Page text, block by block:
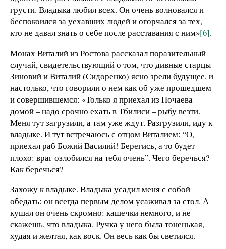
грусти. Владыка любил всех. Он очень волновался и
беспокоился за уехавших людей и огорчался за тех,
кто не давал знать о себе после расставания с ним»[6].
Монах Виталий из Ростова рассказал поразительный
случай, свидетельствующий о том, что дивные старцы
Зиновий и Виталий (Сидоренко) ясно зрели будущее, и
настолько, что говорили о нем как об уже прошедшем
и совершившемся: «Только я приехал из Почаева
домой – надо срочно ехать в Тбилиси – рыбу везти.
Меня тут загрузили, а там уже ждут. Разгрузили, иду к
владыке. И тут встречаюсь с отцом Виталием: “О,
приехал раб Божий Василий! Берегись, а то будет
плохо: враг озлобился на тебя очень”. Чего беречься?
Как беречься?
Захожу к владыке. Владыка усадил меня с собой
обедать: он всегда первым делом усаживал за стол. А
кушал он очень скромно: кашечки немного, и не
скажешь, что владыка. Ручка у него была тоненькая,
худая и желтая, как воск. Он весь как бы светился.